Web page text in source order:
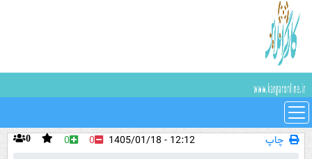
چاپ 0 0 0
12:12 - 1405/01/18